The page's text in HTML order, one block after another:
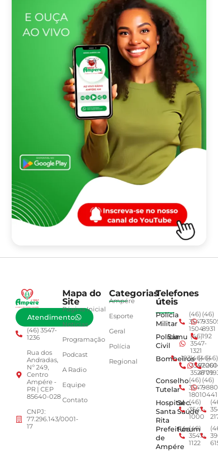
Atendimento
(46) 3547-
1236
Rua dos
Andradas,
Nº 249,
Centro
Ampére -
PR | CEP
85640-028
CNPJ:
77.296.143/0001-
17
Mapa do
Site
Página Inicial
Notícias
Programação
Podcast
A Radio
Equipe
Contato
Categorias
Ampére
Esporte
Geral
Polícia
Regional
Telefones
úteis
Polícia
Militar
(46)
3547-
1504
(46)
8931
Polícia
Civil
Samu (46)
3547-
1321
192
Bombeiros
193(46)
3547-
3528
(46)
4779
(46)
Conselho
Tutelar
(46)
3547-
1801
(46)
0441
Hospital
Santa
Rita
Sec.
Saúde
(46)
3547-
1000
Prefeitura
de
Ampére
Fórum
(46)
3547-
1122